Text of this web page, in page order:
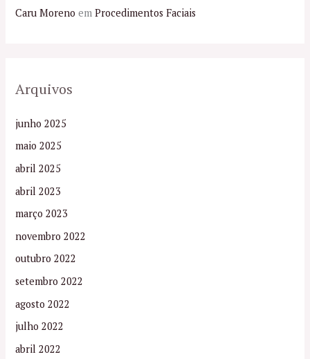
Caru Moreno emProcedimentos Faciais
Arquivos
junho 2025
maio 2025
abril 2025
abril 2023
março 2023
novembro 2022
outubro 2022
setembro 2022
agosto 2022
julho 2022
abril 2022